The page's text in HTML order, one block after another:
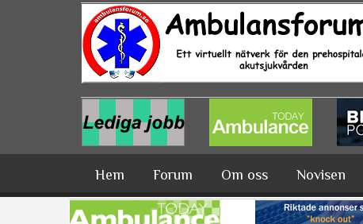
Hoppa till huvudinnehåll
Hem Forum Om oss Novisen